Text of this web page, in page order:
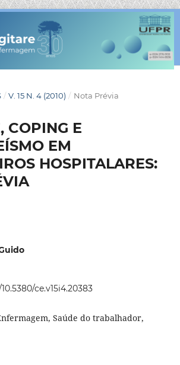
/ V. 15 N. 4 (2010) / Nota Prévia
COPING E
EM
HOSPITALARES:
ce.v15i4.20383
Saúde do trabalhador,